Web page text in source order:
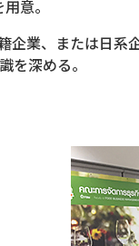
意。
業、または日系
を深める。